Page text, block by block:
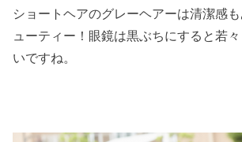
ショートヘアのグレーヘアーは清潔感
ューティー！眼鏡は黒ぶちにすると若
いですね。